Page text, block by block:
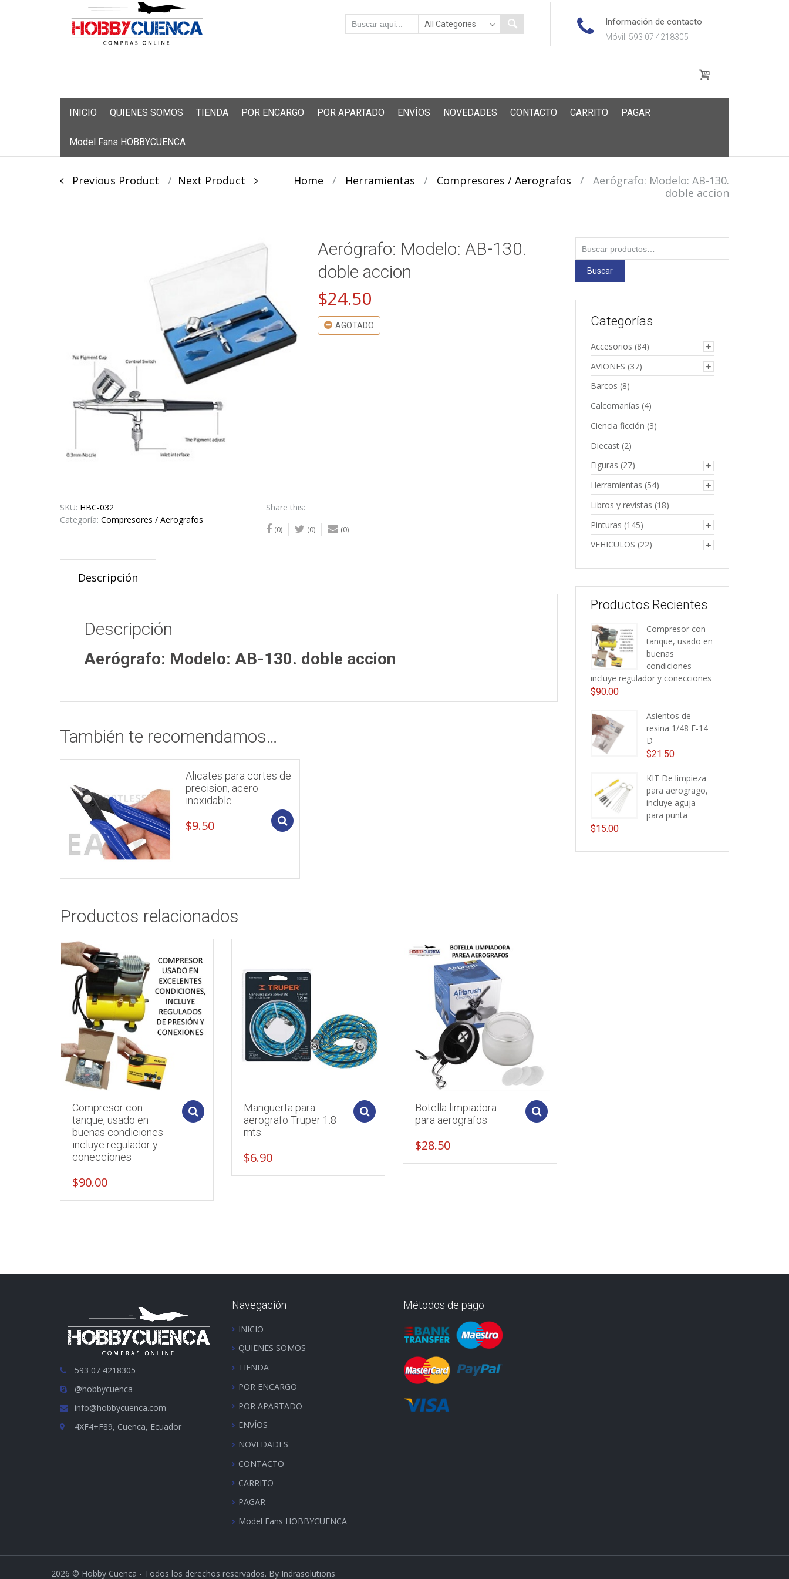
Información de contacto
Móvil: 593 07 4218305
INICIO QUIENES SOMOS TIENDA POR ENCARGO POR APARTADO ENVÍOS NOVEDADES CONTACTO CARRITO PAGAR
Model Fans HOBBYCUENCA
Post
Previous Product Next Product Home / Herramientas / Compresores / Aerografos /
Aerógrafo: Modelo: AB-130.
doble accion
Aerógrafo: Modelo: AB-130.
doble accion
$24.50
AGOTADO
SKU: HBC-032
Categoría: Compresores / Aerografos
Share this:
(0) (0) (0)
Descripción
Descripción
Aerógrafo: Modelo: AB-130. doble accion
También te recomendamos…
Alicates para cortes de
precision, acero
inoxidable.
$9.50
Productos relacionados
Compresor con
tanque, usado en
buenas condiciones
incluye regulador y
conecciones
$90.00
Add to cartManguerta para
aerografo Truper 1.8
mts.
$6.90
Add to cartBotella limpiadora
para aerografos
$28.50
por:
Buscar
Categorías
Accesorios (84)
AVIONES (37)
Barcos (8)
Calcomanías (4)
Ciencia ficción (3)
Diecast (2)
Figuras (27)
Herramientas (54)
Libros y revistas (18)
Pinturas (145)
VEHICULOS (22)
Productos Recientes
Compresor con
tanque, usado en
buenas
condiciones
incluye regulador y conecciones
$90.00
Asientos de
resina 1/48 F-14
D
$21.50
KIT De limpieza
para aerogrago,
incluye aguja
para punta
$15.00
593 07 4218305
@hobbycuenca
info@hobbycuenca.com
4XF4+F89, Cuenca, Ecuador
Navegación
INICIO
QUIENES SOMOS
TIENDA
POR ENCARGO
POR APARTADO
ENVÍOS
NOVEDADES
CONTACTO
CARRITO
PAGAR
Model Fans HOBBYCUENCA
Métodos de pago
2026 © Hobby Cuenca - Todos los derechos reservados. By Indrasolutions